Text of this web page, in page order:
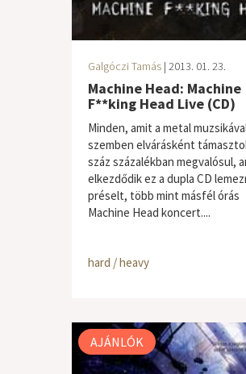
Galgóczi Tamás | 2013. 01. 23.
Machine Head: Machine
F**king Head Live (CD)
Minden, amit a metal
szemben elvárásként
száz százalékban megvalósul,
elkezdődik ez a dupla CD
préselt, több mint másfél órás
Machine Head koncert....
hard / heavy
AJÁNLÓK